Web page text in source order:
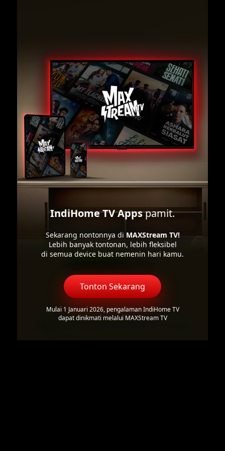
IndiHome TV Appspamit.
Sekarang nontonnya di MAXStream TV!
Lebih banyak tontonan, lebih fleksibel
di semua device buat nemenin hari kamu.
Tonton Sekarang
Mulai 1 Januari 2026, pengalaman IndiHome TV
dapat dinikmati melalui MAXStream TV